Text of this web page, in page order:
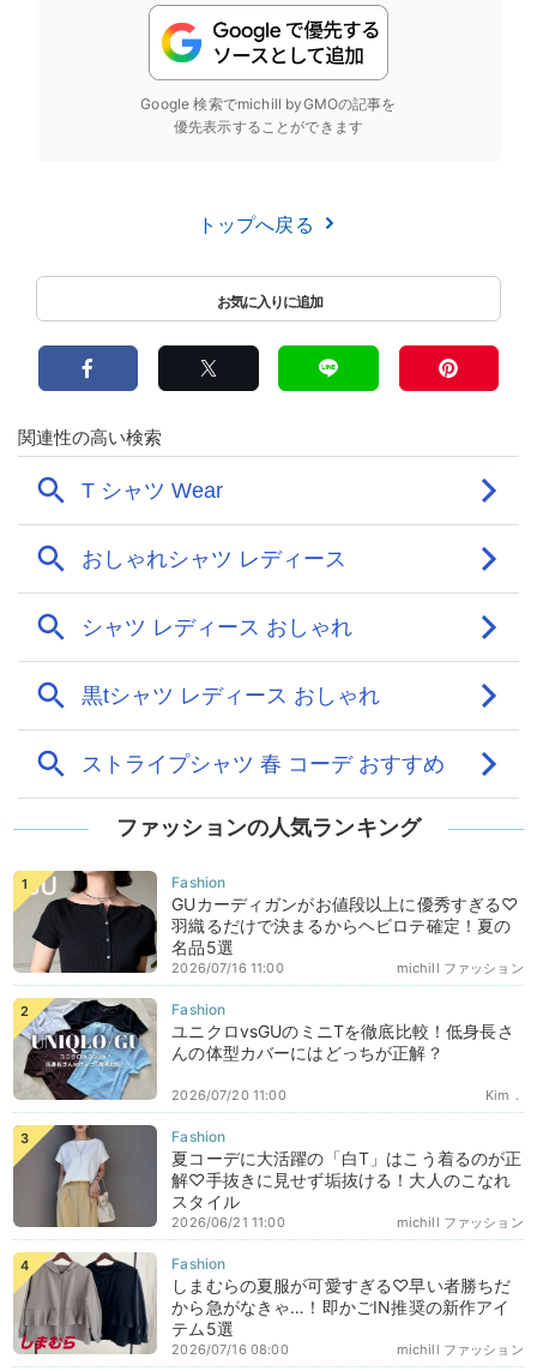
Google 検索でmichill byGMOの記事を
優先表示することができます
トップへ戻る
ファッションの人気ランキング
GUカーディガンがお値段以上に優秀すぎる♡
羽織るだけで決まるからヘビロテ確定！夏の
名品5選
michill ファッション
2026/07/16 11:00
ユニクロvsGUのミニTを徹底比較！低身長さ
んの体型カバーにはどっちが正解？
Kim．
2026/07/20 11:00
夏コーデに大活躍の「白T」はこう着るのが正
解♡手抜きに見せず垢抜ける！大人のこなれ
スタイル
michill ファッション
2026/06/21 11:00
しまむらの夏服が可愛すぎる♡早い者勝ちだ
から急がなきゃ…！即かごIN推奨の新作アイ
テム5選
michill ファッション
2026/07/16 08:00